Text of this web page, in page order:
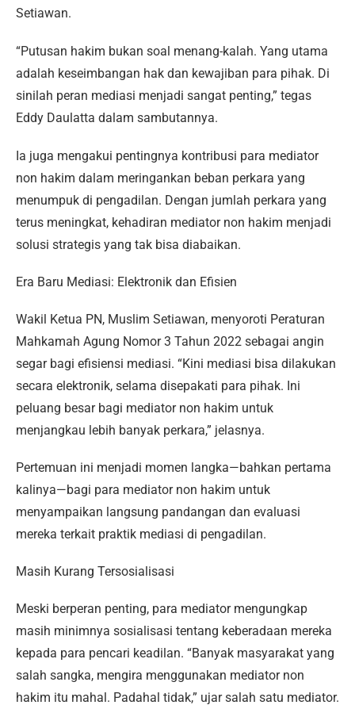
Setiawan.
“Putusan hakim bukan soal menang-kalah. Yang utama
adalah keseimbangan hak dan kewajiban para pihak. Di
sinilah peran mediasi menjadi sangat penting,” tegas
Eddy Daulatta dalam sambutannya.
Ia juga mengakui pentingnya kontribusi para mediator
non hakim dalam meringankan beban perkara yang
menumpuk di pengadilan. Dengan jumlah perkara yang
terus meningkat, kehadiran mediator non hakim menjadi
solusi strategis yang tak bisa diabaikan.
Era Baru Mediasi: Elektronik dan Efisien
Wakil Ketua PN, Muslim Setiawan, menyoroti Peraturan
Mahkamah Agung Nomor 3 Tahun 2022 sebagai angin
segar bagi efisiensi mediasi. “Kini mediasi bisa dilakukan
secara elektronik, selama disepakati para pihak. Ini
peluang besar bagi mediator non hakim untuk
menjangkau lebih banyak perkara,” jelasnya.
Pertemuan ini menjadi momen langka—bahkan pertama
kalinya—bagi para mediator non hakim untuk
menyampaikan langsung pandangan dan evaluasi
mereka terkait praktik mediasi di pengadilan.
Masih Kurang Tersosialisasi
Meski berperan penting, para mediator mengungkap
masih minimnya sosialisasi tentang keberadaan mereka
kepada para pencari keadilan. “Banyak masyarakat yang
salah sangka, mengira menggunakan mediator non
hakim itu mahal. Padahal tidak,” ujar salah satu mediator.